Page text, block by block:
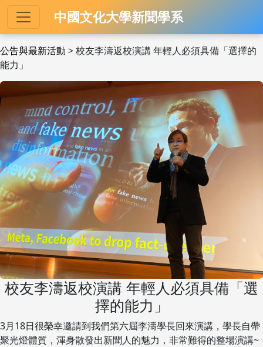
中國文化大學新聞學系
公告與最新活動 > 校友李濤返校演講 年輕人必須具備「選擇的
能力」
校友李濤返校演講 年輕人必須具備「選
擇的能力」
3月18日很榮幸邀請到我們第六屆李濤學長回來演講，學長自帶
聚光燈體質，渾身散發出新聞人的魅力，非常難得的整場演講~